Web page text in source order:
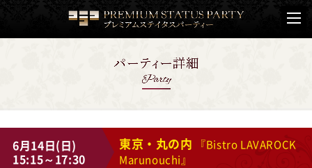
6月14日(日)
15:15～17:30
東京・丸の内
『Bistro LAVAROCK
Marunouchi』